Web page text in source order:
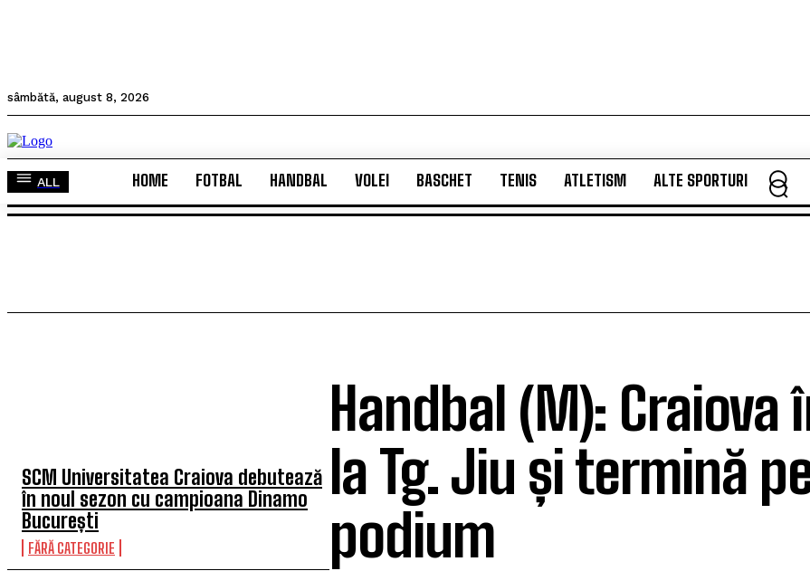
sâmbătă, august 8, 2026
ALL HOME FOTBAL HANDBAL VOLEI BASCHET TENIS ATLETISM ALTE SPORTURI
ALL HOME FOTBAL HANDBAL VOLEI BASCHET TENIS ATLETISM ALTE SPORTURI
SCM Universitatea Craiova debutează
în noul sezon cu campioana Dinamo
București
FĂRĂ CATEGORIE
Handbal (M): Craiova
la Tg. Jiu și termină
podium